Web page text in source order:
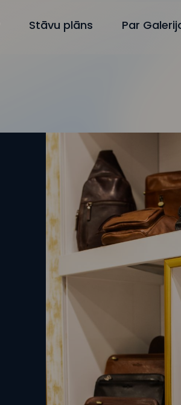
Stāvu plāns Par